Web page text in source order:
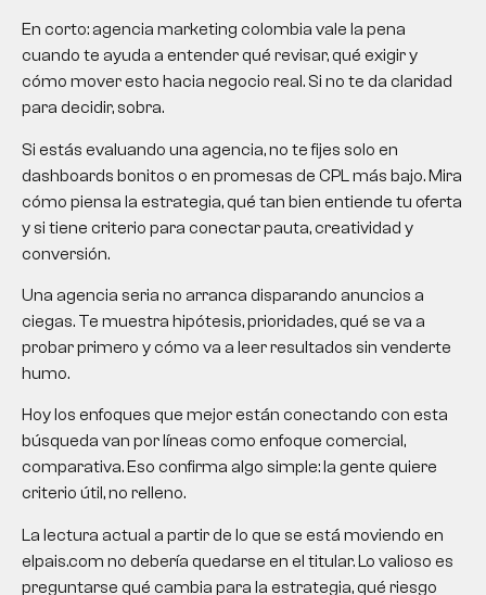
En corto: agencia marketing colombia vale la pena
cuando te ayuda a entender qué revisar, qué exigir y
cómo mover esto hacia negocio real. Si no te da claridad
para decidir, sobra.
Si estás evaluando una agencia, no te fijes solo en
dashboards bonitos o en promesas de CPL más bajo. Mira
cómo piensa la estrategia, qué tan bien entiende tu oferta
y si tiene criterio para conectar pauta, creatividad y
conversión.
Una agencia seria no arranca disparando anuncios a
ciegas. Te muestra hipótesis, prioridades, qué se va a
probar primero y cómo va a leer resultados sin venderte
humo.
Hoy los enfoques que mejor están conectando con esta
búsqueda van por líneas como enfoque comercial,
comparativa. Eso confirma algo simple: la gente quiere
criterio útil, no relleno.
La lectura actual a partir de lo que se está moviendo en
elpais.com no debería quedarse en el titular. Lo valioso es
preguntarse qué cambia para la estrategia, qué riesgo